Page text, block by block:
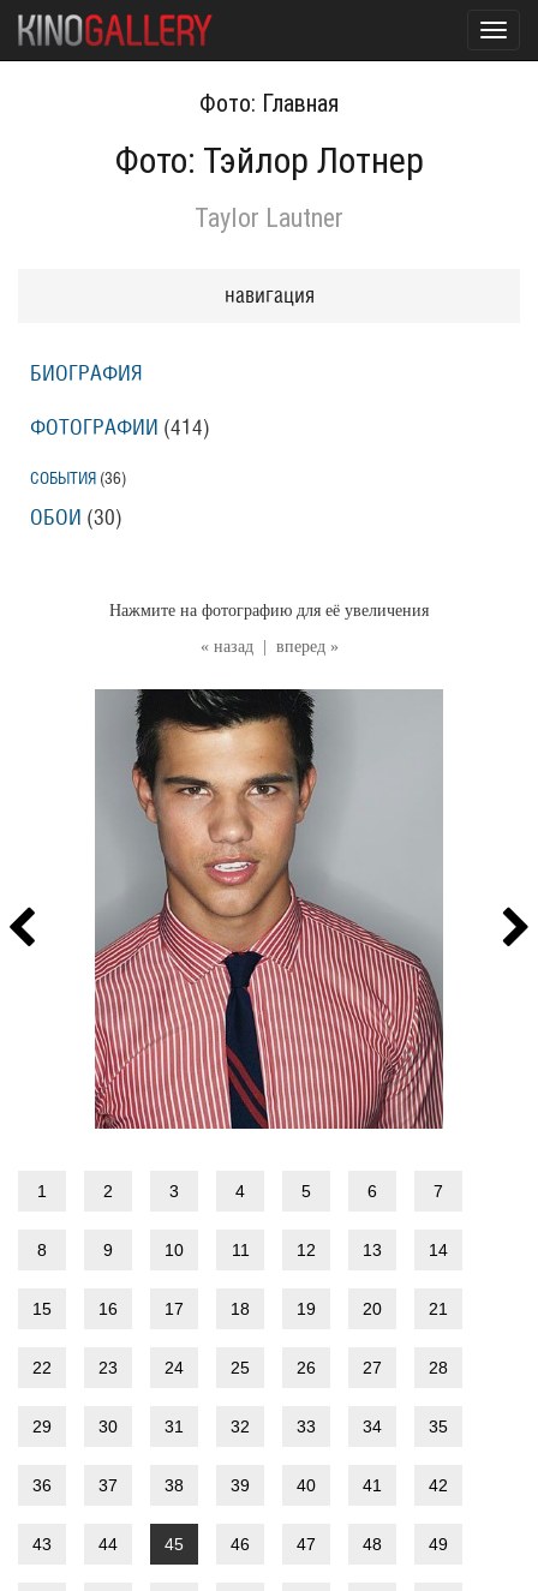
Фото: Главная
Фото: Тэйлор Лотнер
Taylor Lautner
« назад вперед »
Нажмите на фотографию для её увеличения
1 2 3 4 5 6 7
8 9 10 11 12 13 14
15 16 17 18 19 20 21
22 23 24 25 26 27 28
29 30 31 32 33 34 35
36 37 38 39 40 41 42
43 44 45 46 47 48 49
навигация
БИОГРАФИЯ
ФОТОГРАФИИ (414)
СОБЫТИЯ (36)
ОБОИ (30)